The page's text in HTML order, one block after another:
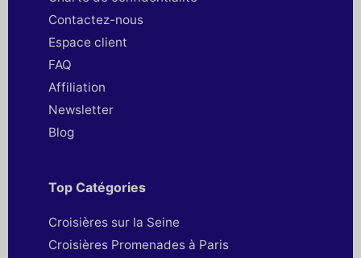
Contactez-nous
Espace client
FAQ
Affiliation
Newsletter
Blog
Top Catégories
Croisières sur la Seine
Croisières Promenades à Paris